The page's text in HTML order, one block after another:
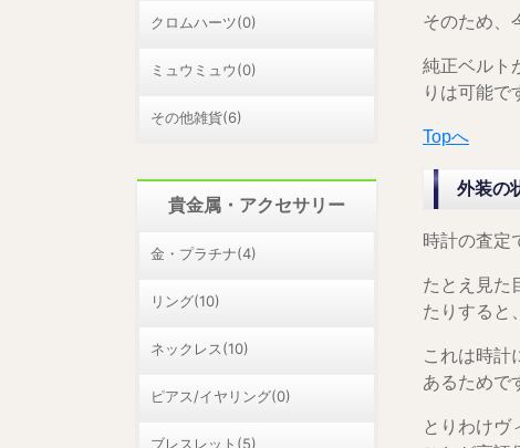
そのため、
純正ベルト
りは可能で
Topへ
外装の
時計の査定
たとえ見た
たりすると
これは時計
あるためで
とりわけヴ
クロムハーツ(0)
ミュウミュウ(0)
その他雑貨(6)
貴金属・アクセサリー
金・プラチナ(4)
リング(10)
ネックレス(10)
ピアス/イヤリング(0)
ブレスレット(5)